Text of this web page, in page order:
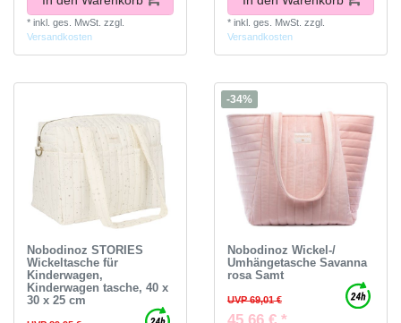
* inkl. ges. MwSt. zzgl.
Versandkosten
* inkl. ges. MwSt. zzgl.
Versandkosten
Nobodinoz STORIES
Wickeltasche für
Kinderwagen,
Kinderwagen tasche, 40 x
30 x 25 cm
-34%
Nobodinoz Wickel-/
Umhängetasche Savanna
rosa Samt
UVP 69,01 €